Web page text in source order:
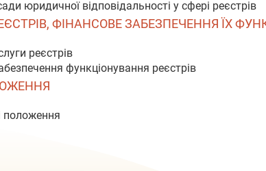
юридичної відповідальності у сфері реєстрів
ФІНАНСОВЕ ЗАБЕЗПЕЧЕННЯ ЇХ
реєстрів
функціонування реєстрів
положення